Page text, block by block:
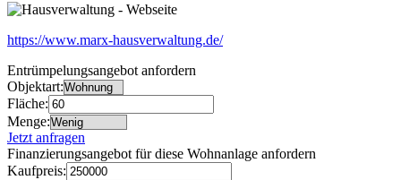
https://www.marx-hausverwaltung.de/
Entrümpelungsangebot anfordern
Objektart:
Fläche:
Menge:
Jetzt anfragen
Finanzierungsangebot für diese Wohnanlage anfordern
Kaufpreis: